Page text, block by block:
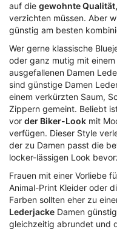
auf die gewohnte
verzichten müssen. Aber
günstig am besten
Wer gerne klassische
oder ganz mutig mit
ausgefallenen Damen
sind günstige Damen
einem verkürzten Saum,
Zippern gemeint. Beliebt
vor der Biker-Look mit
verfügen. Dieser Style
der zu Damen passt die
locker-lässigen Look
Frauen mit einer Vorliebe
Animal-Print Kleider oder
Farben sollten eher zu
Lederjacke Damen
gleichzeitig abrundet und